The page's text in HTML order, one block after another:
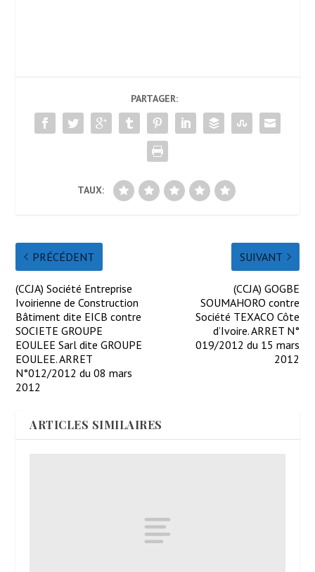
PARTAGER:
TAUX:
PRÉCÉDENT
(CCJA) Société Entreprise
Ivoirienne de Construction
Bâtiment dite EICB contre
SOCIETE GROUPE
EOULEE Sarl dite GROUPE
EOULEE. ARRET
N°012/2012 du 08 mars
2012
SUIVANT
(CCJA) GOGBE
SOUMAHORO contre
Société TEXACO Côte
d’Ivoire. ARRET N°
019/2012 du 15 mars
2012
ARTICLES SIMILAIRES